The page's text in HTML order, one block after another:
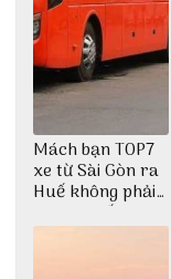
Mách bạn TOP7
xe từ Sài Gòn ra
Huế không phải
ai cũng biết